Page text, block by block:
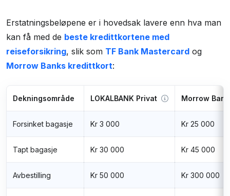
Erstatningsbeløpene er i hovedsak lavere enn hva man
kan få med de beste kredittkortene med
reiseforsikring, slik som TF Bank Mastercard og
Morrow Banks kredittkort:
Dekningsområde LOKALBANK Privat Morrow
Forsinket bagasje Kr 3 000 Kr 25 000
Tapt bagasje Kr 30 000 Kr 45 000
Avbestilling Kr 50 000 Kr 300 000